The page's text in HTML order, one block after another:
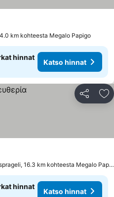
km kohteesta Megalo Papigo
hinnat
Katso hinnat
Jaa
Asprageli, 16.3 km kohteesta Megalo Papigo
hinnat
Katso hinnat